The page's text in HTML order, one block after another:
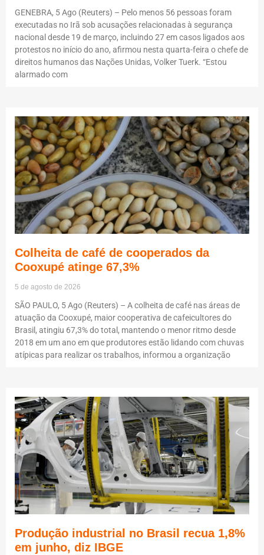
GENEBRA, 5 Ago (Reuters) – Pelo menos 56 pessoas foram
executadas no Irã sob acusações relacionadas à segurança
nacional desde 19 de março, incluindo 27 em casos ligados aos
protestos no início do ano, afirmou nesta quarta-feira o chefe de
direitos humanos das Nações Unidas, Volker Tuerk. “Estou
alarmado com
Colheita de café de cooperados da
Cooxupé atinge 67,3%
5 de agosto de 2026
SÃO PAULO, 5 Ago (Reuters) – A colheita de café nas áreas de
atuação da Cooxupé, maior cooperativa de cafeicultores do
Brasil, atingiu 67,3% do total, mantendo o menor ritmo desde
2018 em um ano em que produtores estão lidando com chuvas
atípicas para realizar os trabalhos, informou a organização
Produção industrial no Brasil recua 1,8%
em junho, diz IBGE